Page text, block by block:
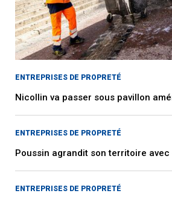
ENTREPRISES DE PROPRETÉ
Nicollin va passer sous pavillon
ENTREPRISES DE PROPRETÉ
Poussin agrandit son territoire avec
ENTREPRISES DE PROPRETÉ